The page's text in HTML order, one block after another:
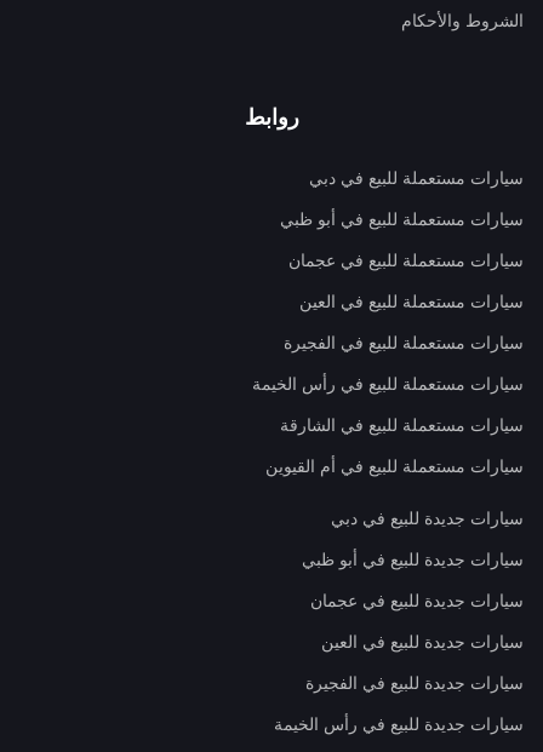
الشروط والأحكام
روابط
سيارات مستعملة للبيع في دبي
سيارات مستعملة للبيع في أبو ظبي
سيارات مستعملة للبيع في عجمان
سيارات مستعملة للبيع في العين
سيارات مستعملة للبيع في الفجيرة
سيارات مستعملة للبيع في رأس الخيمة
سيارات مستعملة للبيع في الشارقة
سيارات مستعملة للبيع في أم القيوين
سيارات جديدة للبيع في دبي
سيارات جديدة للبيع في أبو ظبي
سيارات جديدة للبيع في عجمان
سيارات جديدة للبيع في العين
سيارات جديدة للبيع في الفجيرة
سيارات جديدة للبيع في رأس الخيمة